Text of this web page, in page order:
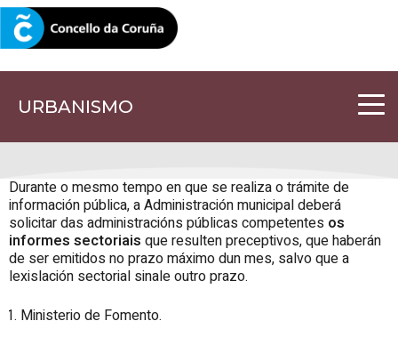
URBANISMO
CORUNA.GAL
Durante o mesmo tempo en que se realiza o trámite de
información pública, a Administración municipal deberá
solicitar das administracións públicas competentes os
informes sectoriais que resulten preceptivos, que haberán
de ser emitidos no prazo máximo dun mes, salvo que a
lexislación sectorial sinale outro prazo.
Ministerio de Fomento.